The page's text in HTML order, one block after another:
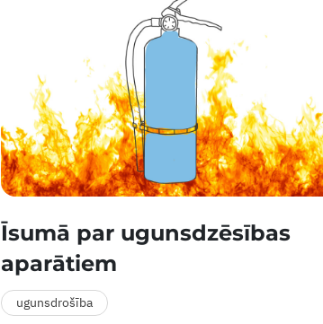
Īsumā par ugunsdzēsības
aparātiem
ugunsdrošība